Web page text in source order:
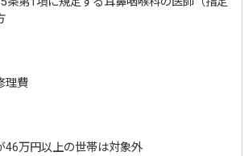
理費
46万円以上の世帯は対象外